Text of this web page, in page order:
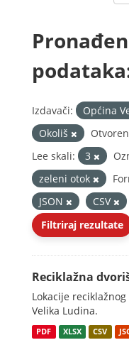
Izdavači: Općina
Okoliš
Lee skali:
3
zeleni otok
JSON
CSV
Filtriraj rezultate
Reciklažna
Lokacije
Velika Ludina.
PDF XLSX CSV